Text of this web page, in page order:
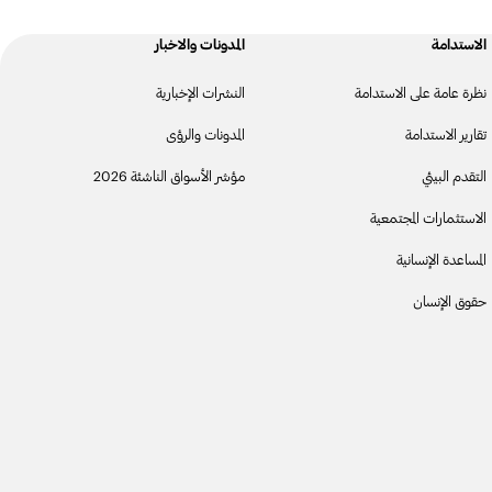
الاستدامة
نظرة عامة على الاستدامة
تقارير الاستدامة
التقدم البيئي
الاستثمارات المجتمعية
المساعدة الإنسانية
حقوق الإنسان
المدونات والاخبار
النشرات الإخبارية
المدونات والرؤى
مؤشر الأسواق الناشئة 2026